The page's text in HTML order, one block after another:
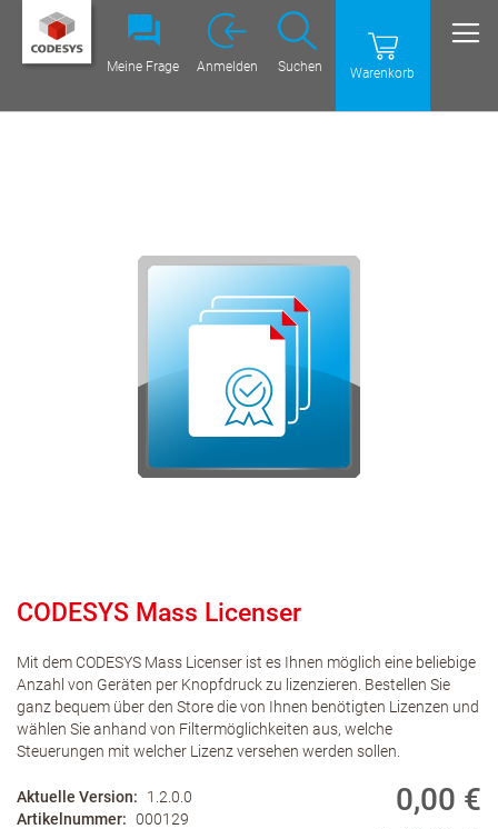
Warenkorb
Suchen
Meine Frage Anmelden
CODESYS Mass Licenser
Mit dem CODESYS Mass Licenser ist es Ihnen möglich eine beliebige
Anzahl von Geräten per Knopfdruck zu lizenzieren. Bestellen Sie
ganz bequem über den Store die von Ihnen benötigten Lizenzen und
wählen Sie anhand von Filtermöglichkeiten aus, welche
Steuerungen mit welcher Lizenz versehen werden sollen.
Aktuelle Version
1.2.0.0
Artikelnummer
000129
0,00 €